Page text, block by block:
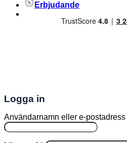
Erbjudande
Logga in
Användarnamn eller e-postadress